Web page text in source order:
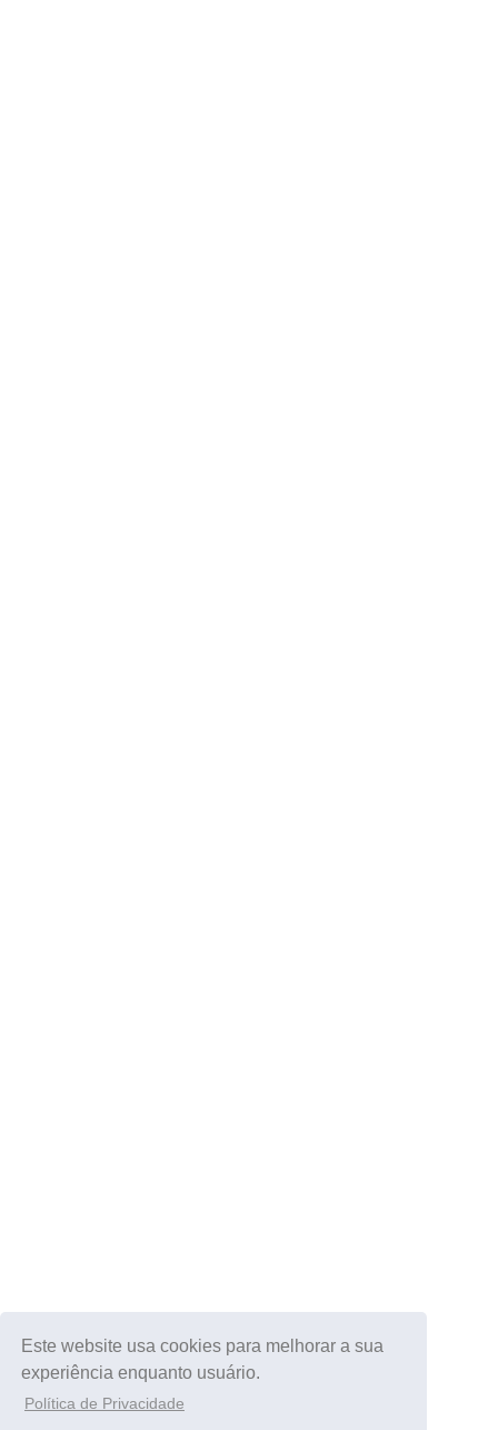
Este website usa cookies para melhorar a sua
experiência enquanto usuário.
Política de Privacidade